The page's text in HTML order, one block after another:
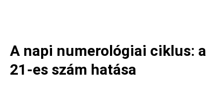
A napi numerológiai ciklus: a
21-es szám hatása